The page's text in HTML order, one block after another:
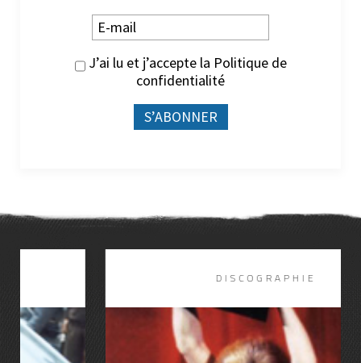
J’ai lu et j’accepte la Politique de
confidentialité
DISCOGRAPHIE